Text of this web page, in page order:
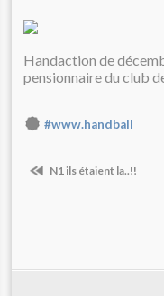
Handaction de
pensionnaire du club
#www.handball
N1 ils étaient la..!!